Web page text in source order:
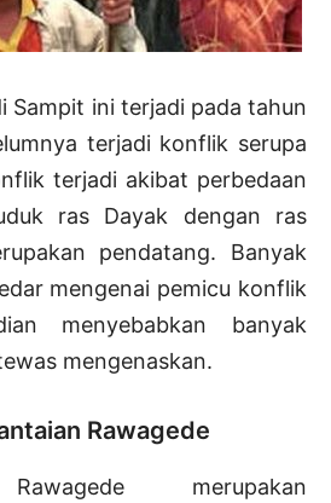
Sampit ini terjadi pada tahun
terjadi konflik serupa
terjadi akibat perbedaan
ras Dayak dengan ras
pendatang. Banyak
mengenai pemicu konflik
menyebabkan banyak
mengenaskan.
Rawagede
merupakan